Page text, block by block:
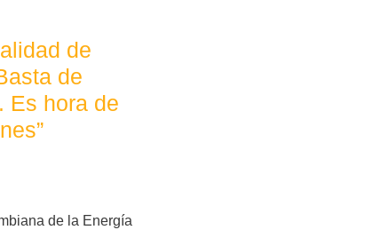
de
de
Es hora de
de la Energía